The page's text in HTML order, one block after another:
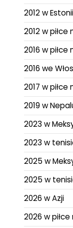
2012 w Estonii
2012 w piłce
2016 w piłce
2016 we
2017 w piłce
2019 w
2023 w
2023 w
2025 w
2025 w
2026 w Azji
2026 w